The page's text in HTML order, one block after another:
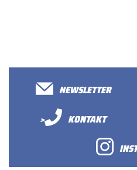
NEWSLETTER
>
KONTAKT